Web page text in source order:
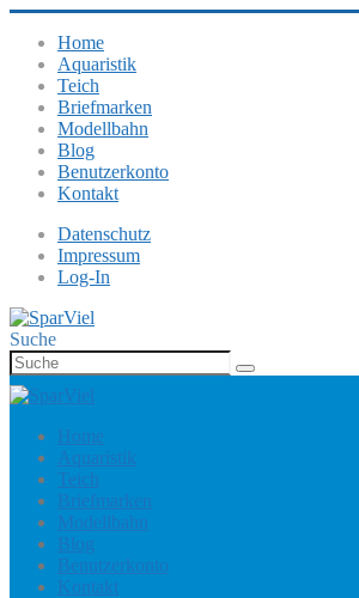
Home
Aquaristik
Teich
Briefmarken
Modellbahn
Blog
Benutzerkonto
Kontakt
Datenschutz
Impressum
Log-In
Suche
Home
Aquaristik
Teich
Briefmarken
Modellbahn
Blog
Benutzerkonto
Kontakt